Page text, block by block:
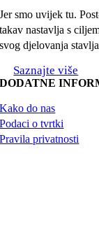
Jer smo uvijek tu.
takav nastavlja s
svog djelovanja
Saznajte više
DODATNE
Kako do nas
Podaci o tvrtki
Pravila privatnosti